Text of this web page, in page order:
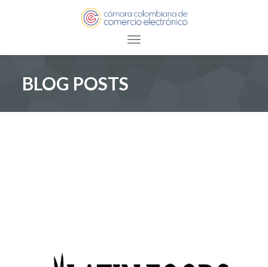
Toggle navigation
BLOG POSTS